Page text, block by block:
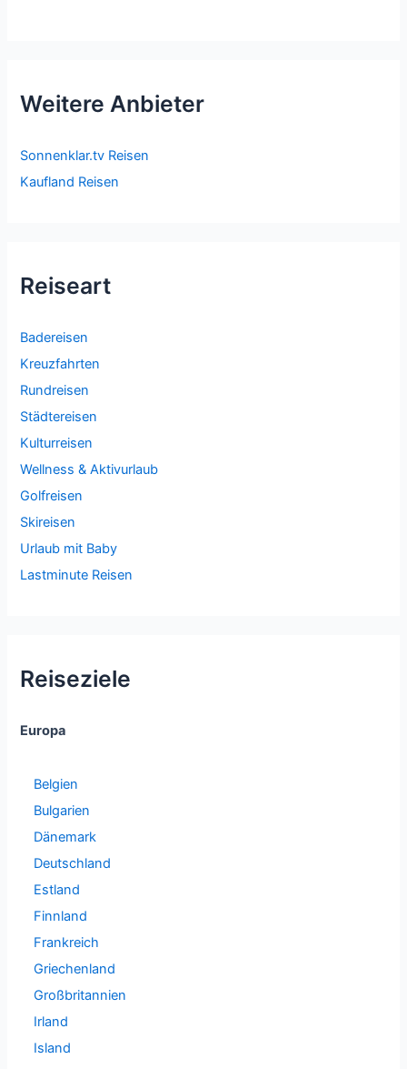
Weitere Anbieter
Sonnenklar.tv Reisen
Kaufland Reisen
Reiseart
Badereisen
Kreuzfahrten
Rundreisen
Städtereisen
Kulturreisen
Wellness & Aktivurlaub
Golfreisen
Skireisen
Urlaub mit Baby
Lastminute Reisen
Reiseziele
Europa
Belgien
Bulgarien
Dänemark
Deutschland
Estland
Finnland
Frankreich
Griechenland
Großbritannien
Irland
Island